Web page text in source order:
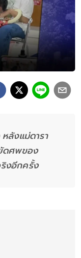
ลังแม่ดารา
ดศพของ
งอีกครั้ง